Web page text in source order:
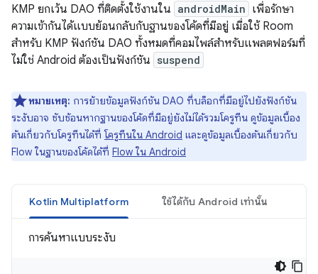
KMP ยกเว้น DAO ที่ติดตั้งใช้งานใน androidMain เพื่อรักษา
ความเข้ากันได้แบบย้อนกลับกับฐานของโค้ดที่มีอยู่ เมื่อใช้ Room
สำหรับ KMP ฟังก์ชัน DAO ทั้งหมดที่คอมไพล์สำหรับแพลตฟอร์มที่
ไม่ใช่ Android ต้องเป็นฟังก์ชัน suspend
หมายเหตุ: การย้ายข้อมูลฟังก์ชัน DAO ที่บล็อกที่มีอยู่ไปยังฟังก์ชัน
ระงับอาจ ซับซ้อนหากฐานของโค้ดที่มีอยู่ยังไม่ได้รวมโครูทีน ดูข้อมูลเบื้อง
ต้นเกี่ยวกับโครูทีนได้ที่โครูทีนใน Android และดูข้อมูลเบื้องต้นเกี่ยวกับ
Flow ในฐานของโค้ดได้ที่ Flow ใน Android
Kotlin Multiplatform ใช้ได้กับ Android เท่านั้น
การค้นหาแบบระงับ